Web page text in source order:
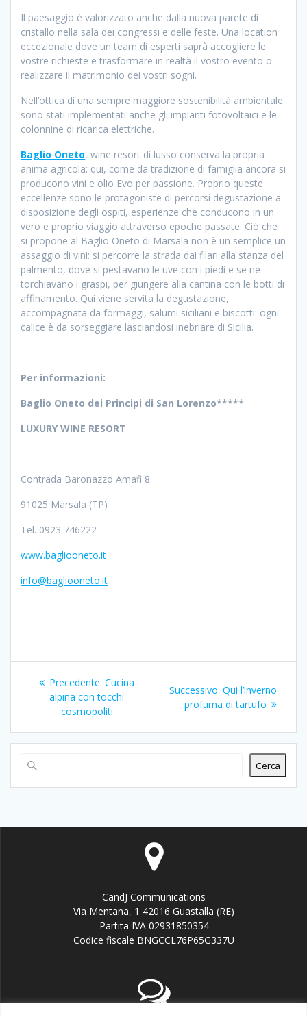
Il paesaggio è valorizzato anche dalla nuova parete di
cristallo nella sala dei congressi e delle feste. Una location
eccezionale dove un team di esperti saprà accogliere le
vostre richieste e trasformare in realtà il vostro evento o
realizzare il matrimonio dei vostri sogni.
Nell’ottica di una sempre maggiore sostenibilità ambientale
sono stati implementati anche gli impianti fotovoltaici e le
colonnine di ricarica elettriche.
Baglio Oneto, wine resort di lusso conserva la propria
anima agricola: qui, come da tradizione di famiglia ancora si
producono vini e olio Evo per passione. Proprio queste
eccellenze sono le protagoniste di percorsi degustazione a
disposizione degli ospiti, esperienze che conducono in un
vero e proprio viaggio attraverso epoche passate. Ciò che
si propone al Baglio Oneto di Marsala non è un semplice un
assaggio di vini: si percorre la strada dai filari alla stanza del
palmento, dove si pestavano le uve con i piedi e se ne
torchiavano i graspi, per giungere alla cantina con le botti di
affinamento. Qui viene servita la degustazione,
accompagnata da formaggi, salumi siciliani e biscotti: ogni
calice è da sorseggiare lasciandosi inebriare di Sicilia.
Per informazioni:
Baglio Oneto dei Principi di San Lorenzo*****
LUXURY WINE RESORT
Contrada Baronazzo Amafi 8
91025 Marsala (TP)
Tel. 0923 746222
www.bagliooneto.it
info@bagliooneto.it
Navigazione
articoli
Precedente: Articolo
precedente:
Cucina
alpina con tocchi
cosmopoliti
Successivo: Articolo
successivo:
Qui l’inverno
profuma di tartufo
Cerca
CandJ Communications
Via Mentana, 1 42016 Guastalla (RE)
Partita IVA 02931850354
Codice fiscale BNGCCL76P65G337U